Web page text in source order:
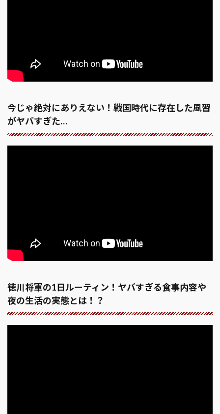
今じゃ絶対にありえない！戦国時代に存在した風習
がヤバすぎた…
徳川将軍の1日ルーティン！ヤバすぎる食事内容や
夜の生活の実態とは！？